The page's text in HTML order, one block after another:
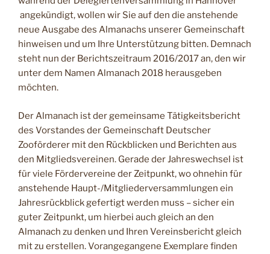
angekündigt, wollen wir Sie auf den die anstehende
neue Ausgabe des Almanachs unserer Gemeinschaft
hinweisen und um Ihre Unterstützung bitten. Demnach
steht nun der Berichtszeitraum 2016/2017 an, den wir
unter dem Namen Almanach 2018 herausgeben
möchten.
Der Almanach ist der gemeinsame Tätigkeitsbericht
des Vorstandes der Gemeinschaft Deutscher
Zooförderer mit den Rückblicken und Berichten aus
den Mitgliedsvereinen. Gerade der Jahreswechsel ist
für viele Fördervereine der Zeitpunkt, wo ohnehin für
anstehende Haupt-/Mitgliederversammlungen ein
Jahresrückblick gefertigt werden muss – sicher ein
guter Zeitpunkt, um hierbei auch gleich an den
Almanach zu denken und Ihren Vereinsbericht gleich
mit zu erstellen. Vorangegangene Exemplare finden